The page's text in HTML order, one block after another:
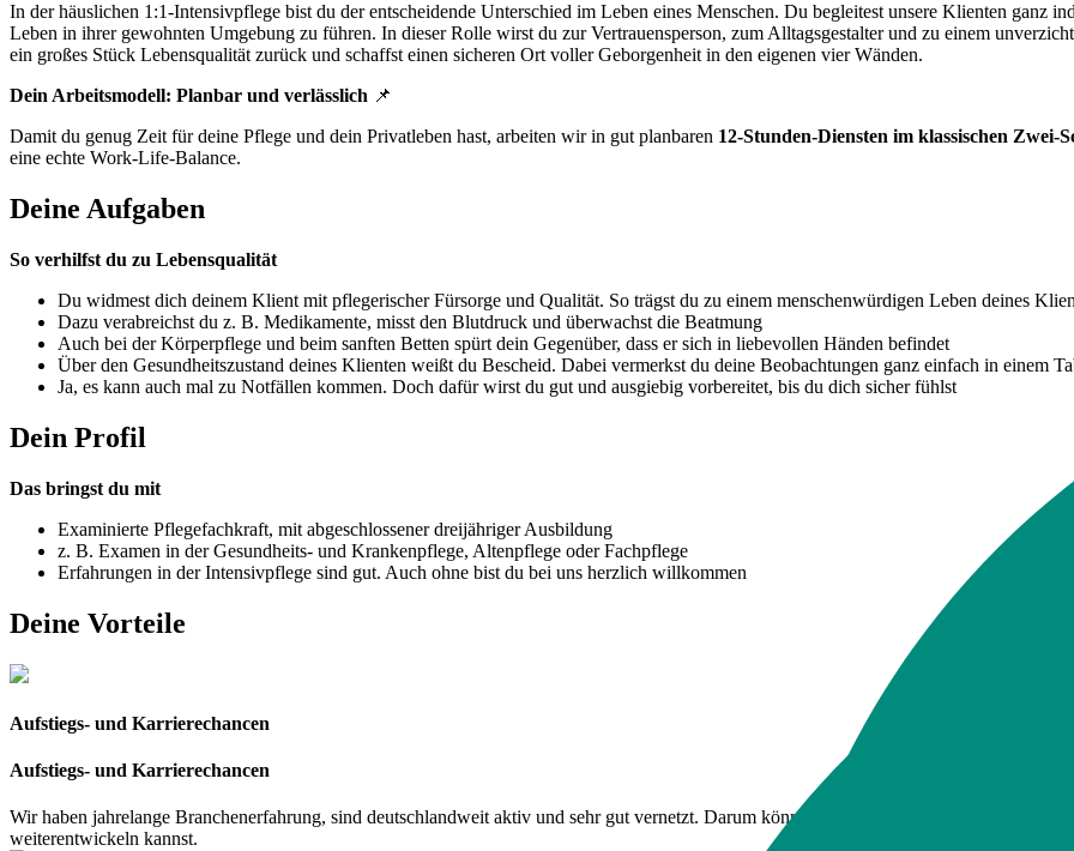
In der häuslichen 1:1-Intensivpflege bist du der entscheidende Unterschied im Leben eines Menschen. Du begleitest unsere Klienten ganz
Leben in ihrer gewohnten Umgebung zu führen. In dieser Rolle wirst du zur Vertrauensperson, zum Alltagsgestalter und zu einem
ein großes Stück Lebensqualität zurück und schaffst einen sicheren Ort voller Geborgenheit in den eigenen vier Wänden.
Dein Arbeitsmodell: Planbar und verlässlich 📌
Damit du genug Zeit für deine Pflege und dein Privatleben hast, arbeiten wir in gut planbaren 12-Stunden-Diensten im klassischen Zwei-
eine echte Work-Life-Balance.
Deine Aufgaben
So verhilfst du zu Lebensqualität
Du widmest dich deinem Klient mit pflegerischer Fürsorge und Qualität. So trägst du zu einem menschenwürdigen Leben deines
Dazu verabreichst du z. B. Medikamente, misst den Blutdruck und überwachst die Beatmung
Auch bei der Körperpflege und beim sanften Betten spürt dein Gegenüber, dass er sich in liebevollen Händen befindet
Über den Gesundheitszustand deines Klienten weißt du Bescheid. Dabei vermerkst du deine Beobachtungen ganz einfach in einem
Ja, es kann auch mal zu Notfällen kommen. Doch dafür wirst du gut und ausgiebig vorbereitet, bis du dich sicher fühlst
Dein Profil
Das bringst du mit
Examinierte Pflegefachkraft, mit abgeschlossener dreijähriger Ausbildung
z. B. Examen in der Gesundheits- und Krankenpflege, Altenpflege oder Fachpflege
Erfahrungen in der Intensivpflege sind gut. Auch ohne bist du bei uns herzlich willkommen
Deine Vorteile
Aufstiegs- und Karrierechancen
Aufstiegs- und Karrierechancen
Wir haben jahrelange Branchenerfahrung, sind deutschlandweit aktiv und sehr gut vernetzt. Darum können wir dir viele interessante
weiterentwickeln kannst.